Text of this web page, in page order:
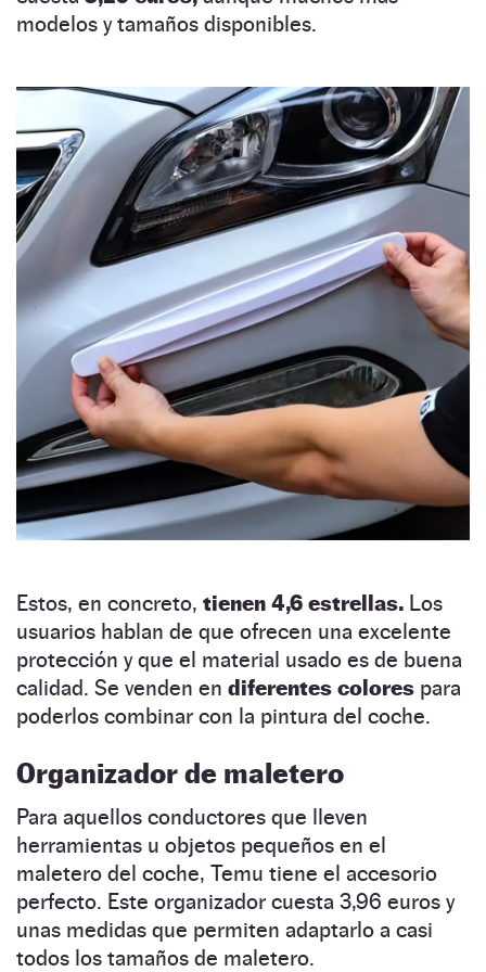
modelos y tamaños disponibles.
Estos, en concreto, tienen 4,6 estrellas. Los
usuarios hablan de que ofrecen una excelente
protección y que el material usado es de buena
calidad. Se venden en diferentes colores para
poderlos combinar con la pintura del coche.
Organizador de maletero
Para aquellos conductores que lleven
herramientas u objetos pequeños en el
maletero del coche, Temu tiene el accesorio
perfecto. Este organizador cuesta 3,96 euros y
unas medidas que permiten adaptarlo a casi
todos los tamaños de maletero.